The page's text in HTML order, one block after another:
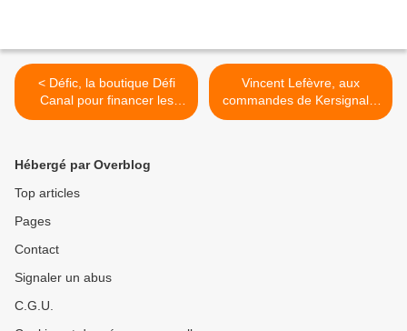
< Défic, la boutique Défi
Canal pour financer les
bateaux...
Vincent Lefèvre, aux
commandes de Kersignal II
a fait découvrir le canal et
Hébergé par Overblog
Top articles
Pages
Contact
Signaler un abus
C.G.U.